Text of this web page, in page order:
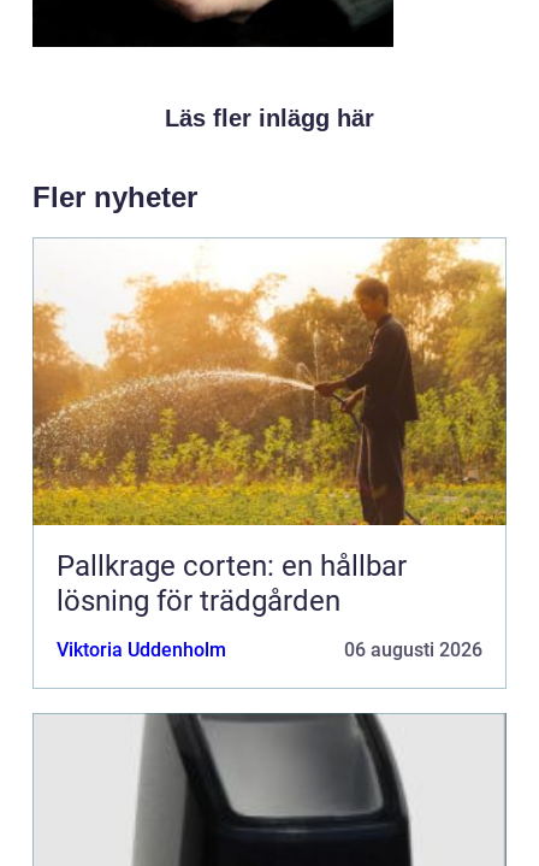
Läs fler inlägg här
Fler nyheter
Pallkrage corten: en hållbar
lösning för trädgården
Viktoria Uddenholm 06 augusti 2026